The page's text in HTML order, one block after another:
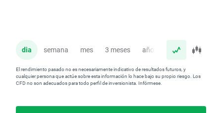
dia semana mes 3 meses año
El rendimiento pasado no es necesariamente indicativo de resultados futuros, y
cualquier persona que actúe sobre esta información lo hace bajo su propio riesgo. Los
CFD no son adecuados para todo perfil de inversionista. Infórmese.